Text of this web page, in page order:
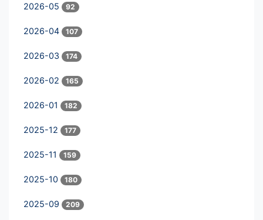
2026-05 92
2026-04 107
2026-03 174
2026-02 165
2026-01 182
2025-12 177
2025-11 159
2025-10 180
2025-09 209